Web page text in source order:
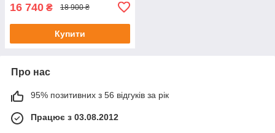
16 740 ₴ 18 900 ₴
Купити
Про нас
95% позитивних з 56 відгуків за рік
Працює з 03.08.2012